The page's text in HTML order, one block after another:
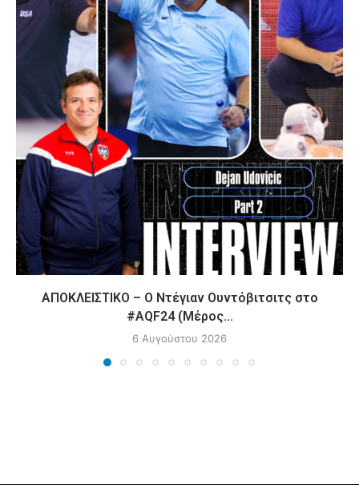
ΑΠΟΚΛΕΙΣΤΙΚΟ – Ο Ντέγιαν Ουντόβιτσιτς στο
#AQF24 (Μέρος...
6 Αυγούστου 2026